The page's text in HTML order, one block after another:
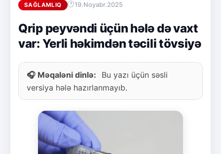
SAĞLAMLIQ 19.Noyabr.2025
Qrip peyvəndi üçün hələ də vaxt
var: Yerli həkimdən təcili tövsiyə
🎧 Məqaləni dinlə:
Bu yazı üçün səsli
versiya hələ hazırlanmayıb.